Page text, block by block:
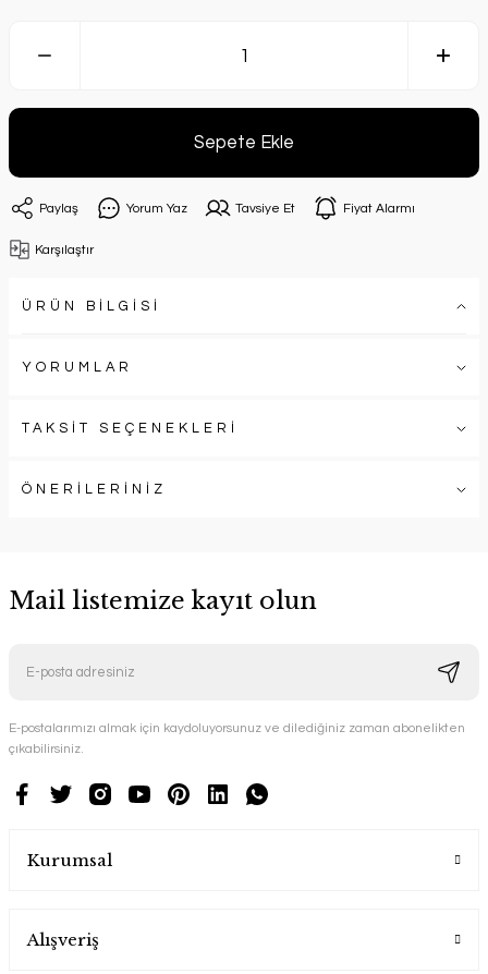
Sepete Ekle
Paylaş Yorum Yaz Tavsiye Et Fiyat Alarmı
Karşılaştır
ÜRÜN BİLGİSİ
YORUMLAR
TAKSİT SEÇENEKLERİ
ÖNERİLERİNİZ
Mail listemize kayıt olun
E-postalarımızı almak için kaydoluyorsunuz ve dilediğiniz zaman abonelikten
çıkabilirsiniz.
Kurumsal
Alışveriş